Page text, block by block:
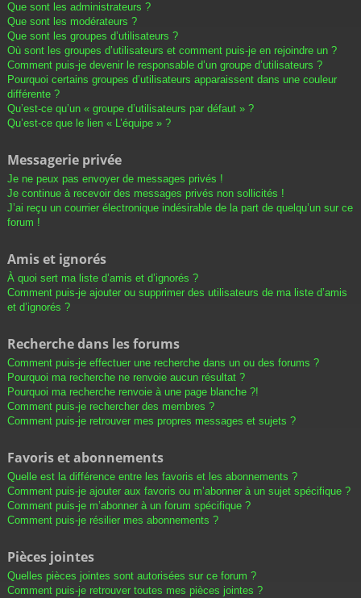
Que sont les administrateurs ?
Que sont les modérateurs ?
Que sont les groupes d’utilisateurs ?
Où sont les groupes d’utilisateurs et comment puis-je en rejoindre un ?
Comment puis-je devenir le responsable d’un groupe d’utilisateurs ?
Pourquoi certains groupes d’utilisateurs apparaissent dans une couleur
différente ?
Qu’est-ce qu’un « groupe d’utilisateurs par défaut » ?
Qu’est-ce que le lien « L’équipe » ?
Messagerie privée
Je ne peux pas envoyer de messages privés !
Je continue à recevoir des messages privés non sollicités !
J’ai reçu un courrier électronique indésirable de la part de quelqu’un sur ce
forum !
Amis et ignorés
À quoi sert ma liste d’amis et d’ignorés ?
Comment puis-je ajouter ou supprimer des utilisateurs de ma liste d’amis
et d’ignorés ?
Recherche dans les forums
Comment puis-je effectuer une recherche dans un ou des forums ?
Pourquoi ma recherche ne renvoie aucun résultat ?
Pourquoi ma recherche renvoie à une page blanche ?!
Comment puis-je rechercher des membres ?
Comment puis-je retrouver mes propres messages et sujets ?
Favoris et abonnements
Quelle est la différence entre les favoris et les abonnements ?
Comment puis-je ajouter aux favoris ou m’abonner à un sujet spécifique ?
Comment puis-je m’abonner à un forum spécifique ?
Comment puis-je résilier mes abonnements ?
Pièces jointes
Quelles pièces jointes sont autorisées sur ce forum ?
Comment puis-je retrouver toutes mes pièces jointes ?